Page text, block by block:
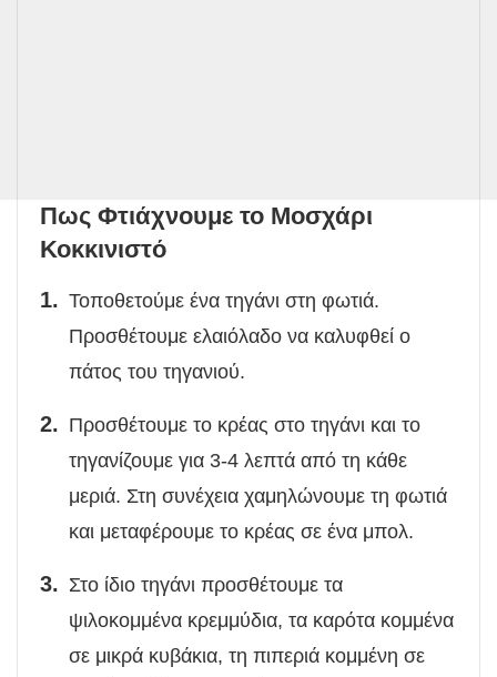
Πως Φτιάχνουμε το Μοσχάρι
Κοκκινιστό
Τοποθετούμε ένα τηγάνι στη φωτιά.
Προσθέτουμε ελαιόλαδο να καλυφθεί ο
πάτος του τηγανιού.
Προσθέτουμε το κρέας στο τηγάνι και το
τηγανίζουμε για 3-4 λεπτά από τη κάθε
μεριά. Στη συνέχεια χαμηλώνουμε τη φωτιά
και μεταφέρουμε το κρέας σε ένα μπολ.
Στο ίδιο τηγάνι προσθέτουμε τα
ψιλοκομμένα κρεμμύδια, τα καρότα κομμένα
σε μικρά κυβάκια, τη πιπεριά κομμένη σε